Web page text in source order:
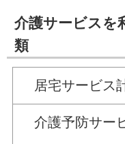
介護サービスを
類
居宅サービス
介護予防サー